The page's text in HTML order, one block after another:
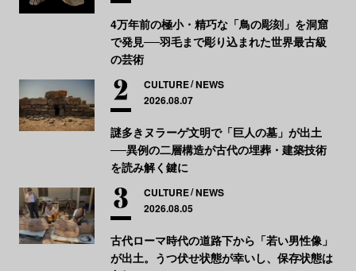
4万年前の極小・精巧な「鳥の彫刻」を洞窟
で発見──羽毛まで彫り込まれた世界最古級
の芸術
CULTURE NEWS
2026.08.07
謎多きヌラーゲ文明で「巨人の墓」が出土
──異例の二層構造が古代の埋葬・建築技術
を読み解く鍵に
CULTURE NEWS
2026.08.05
古代ローマ時代の道路下から「若い男性像」
が出土。うつ伏せ状態が幸いし、保存状態は